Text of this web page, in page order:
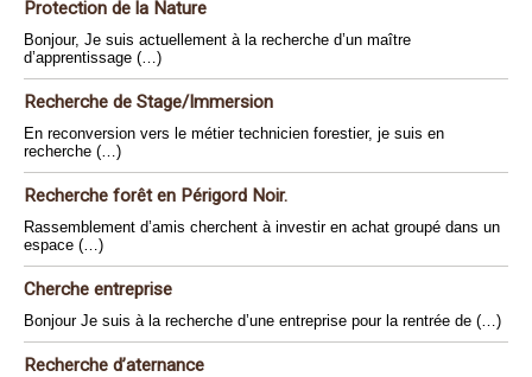
Protection de la Nature
Bonjour, Je suis actuellement à la recherche d’un maître
d’apprentissage (…)
Recherche de Stage/Immersion
En reconversion vers le métier technicien forestier, je suis en
recherche (…)
Recherche forêt en Périgord Noir.
Rassemblement d’amis cherchent à investir en achat groupé dans un
espace (…)
Cherche entreprise
Bonjour Je suis à la recherche d’une entreprise pour la rentrée de (…)
Recherche d’aternance